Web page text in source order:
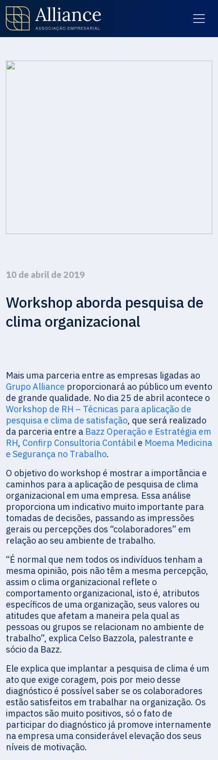
10 de abril de 2019
Workshop aborda pesquisa de
clima organizacional
Mais uma parceria entre as empresas ligadas ao
Grupo Alliance proporcionará ao público um evento
de grande qualidade. No dia 25 de abril acontece o
Workshop de RH – Técnicas para aplicação de
pesquisa e clima de satisfação, que será realizado
da parceria entre a Bazz Operação e Estratégia em
RH, Confirp Consultoria Contábil e Moema Medicina
e Segurança no Trabalho.
O objetivo do workshop é mostrar a importância e
caminhos para a aplicação de pesquisa de clima
organizacional em uma empresa. Essa análise
proporciona um indicativo muito importante para
tomadas de decisões, passando as impressões
gerais ou percepções dos “colaboradores” em
relação ao seu ambiente de trabalho.
“É normal que nem todos os indivíduos tenham a
mesma opinião, pois não têm a mesma percepção,
assim o clima organizacional reflete o
comportamento organizacional, isto é, atributos
específicos de uma organização, seus valores ou
atitudes que afetam a maneira pela qual as
pessoas ou grupos se relacionam no ambiente de
trabalho”, explica Celso Bazzola, palestrante e
sócio da Bazz.
Ele explica que implantar a pesquisa de clima é um
ato que exige coragem, pois por meio desse
diagnóstico é possível saber se os colaboradores
estão satisfeitos em trabalhar na organização. Os
impactos são muito positivos, só o fato de
participar do diagnóstico já promove internamente
na empresa uma considerável elevação dos seus
níveis de motivação.